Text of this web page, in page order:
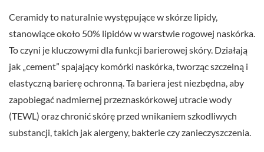
Ceramidy to naturalnie występujące w skórze lipidy,
stanowiące około 50% lipidów w warstwie rogowej naskórka.
To czyni je kluczowymi dla funkcji barierowej skóry. Działają
jak „cement” spajający komórki naskórka, tworząc szczelną i
elastyczną barierę ochronną. Ta bariera jest niezbędna, aby
zapobiegać nadmiernej przeznaskórkowej utracie wody
(TEWL) oraz chronić skórę przed wnikaniem szkodliwych
substancji, takich jak alergeny, bakterie czy zanieczyszczenia.